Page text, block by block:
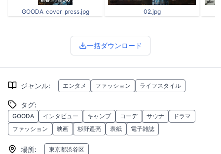
GOODA_cover_press.jpg 02.jpg
一括ダウンロード
ジャンル: エンタメ ファッション ライフスタイル
タグ:
GOODA インタビュー キャンプ コーデ サウナ
ドラマ
ファッション
映画 杉野遥亮 表紙 電子雑誌
場所: 東京都渋谷区